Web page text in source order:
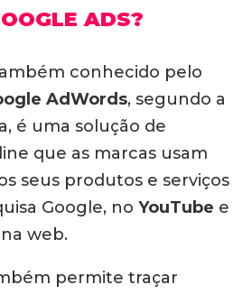
ADS?
conhecido pelo
AdWords, segundo a
é uma solução de
que as marcas usam
seus produtos e serviços
Google, no YouTube e
web.
permite traçar